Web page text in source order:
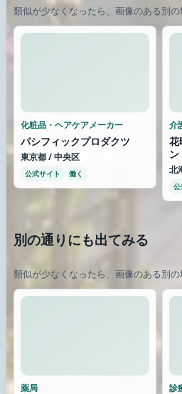
類似が少なくなったら、画像のある別の
化粧品・ヘアケアメーカー
パシフィックプロダクツ
東京都 / 中央区
公式サイト 働く
介
花
ン
北
公
別の通りにも出てみる
類似が少なくなったら、画像のある別の
薬局 診